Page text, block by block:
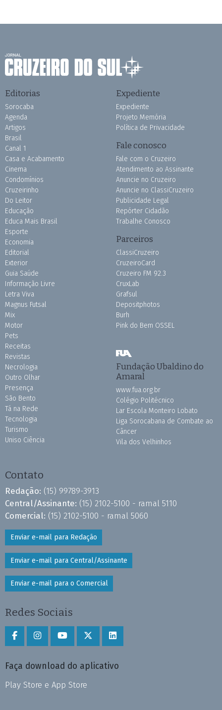
Editorias
Sorocaba
Agenda
Artigos
Brasil
Canal 1
Casa e Acabamento
Cinema
Condomínios
Cruzeirinho
Do Leitor
Educação
Educa Mais Brasil
Esporte
Economia
Editorial
Exterior
Guia Saúde
Informação Livre
Letra Viva
Magnus Futsal
Mix
Motor
Pets
Receitas
Revistas
Necrologia
Outro Olhar
Presença
São Bento
Tá na Rede
Tecnologia
Turismo
Uniso Ciência
Expediente
Expediente
Projeto Memória
Política de Privacidade
Fale conosco
Fale com o Cruzeiro
Atendimento ao Assinante
Anuncie no Cruzeiro
Anuncie no ClassiCruzeiro
Publicidade Legal
Repórter Cidadão
Trabalhe Conosco
Parceiros
ClassiCruzeiro
CruzeiroCard
Cruzeiro FM 92.3
CruxLab
Grafsul
Depositphotos
Burh
Pink do Bem OSSEL
Fundação Ubaldino do
Amaral
www.fua.org.br
Colégio Politécnico
Lar Escola Monteiro Lobato
Liga Sorocabana de Combate ao
Câncer
Vila dos Velhinhos
Contato
Redação: (15) 99789-3913
Central/Assinante: (15) 2102-5100 - ramal 5110
Comercial: (15) 2102-5100 - ramal 5060
Enviar e-mail para Redação
Enviar e-mail para Central/Assinante
Enviar e-mail para o Comercial
Redes Sociais
Faça download do aplicativo
Play Store e App Store